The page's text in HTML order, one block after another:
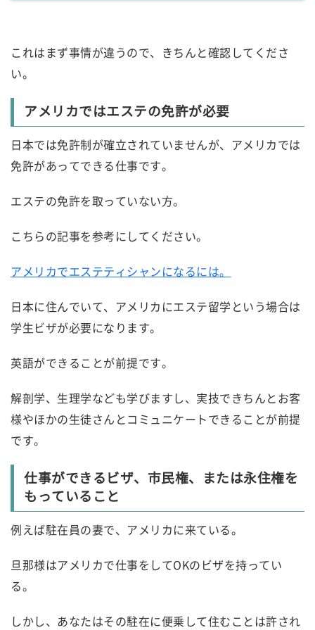
これはまず事情が違うので、きちんと確認してくださ
い。
アメリカではエステの免許が必要
日本では免許制が確立されていませんが、アメリカでは
免許があってできる仕事です。
エステの免許を取っていない方。
こちらの記事を参考にしてください。
アメリカでエステティシャンになるには。
日本に住んでいて、アメリカにエステ留学という場合は
学生ビザが必要になります。
英語ができることが前提です。
解剖学、生理学なども学びますし、実技できちんとお客
様やほかの生徒さんとコミュニケートできることが前提
です。
仕事ができるビザ、市民権、または永住権を
もっていること
例えば駐在員の妻で、アメリカに来ている。
旦那様はアメリカで仕事をしてOKのビザを持ってい
る。
しかし、あなたはその駐在に便乗して住むことは許され